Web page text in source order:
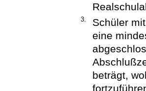
3.
Schüler
eine
beträgt,